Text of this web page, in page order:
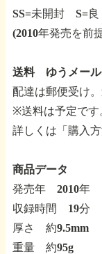
SS=未開封 S=
(2010年発売を前
送料 ゆうメール
配達は郵便受け
※送料は予定です
詳しくは「購入
商品データ
発売年 2010年
収録時間 19分
厚さ 約9.5mm
重量 約95g